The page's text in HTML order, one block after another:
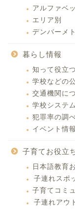
アルファベ
エリア別
デンバーメ
暮らし情報
知って役立
学校などの
交通機関に
学校システ
犯罪率の調
イベント情報
子育てお役立
日本語教育
子連れスポ
子育てコミ
子連れアウ